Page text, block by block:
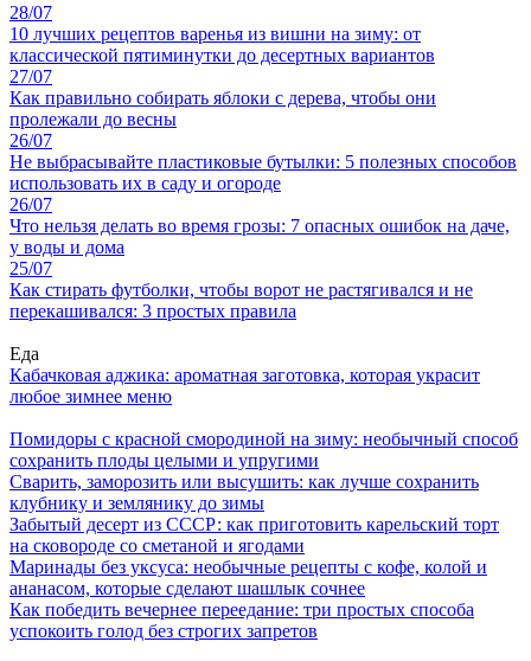
28/07
10 лучших рецептов варенья из вишни на зиму: от
классической пятиминутки до десертных вариантов
27/07
Как правильно собирать яблоки с дерева, чтобы они
пролежали до весны
26/07
Не выбрасывайте пластиковые бутылки: 5 полезных способов
использовать их в саду и огороде
26/07
Что нельзя делать во время грозы: 7 опасных ошибок на даче,
у воды и дома
25/07
Как стирать футболки, чтобы ворот не растягивался и не
перекашивался: 3 простых правила
Еда
Кабачковая аджика: ароматная заготовка, которая украсит
любое зимнее меню
Помидоры с красной смородиной на зиму: необычный способ
сохранить плоды целыми и упругими
Сварить, заморозить или высушить: как лучше сохранить
клубнику и землянику до зимы
Забытый десерт из СССР: как приготовить карельский торт
на сковороде со сметаной и ягодами
Маринады без уксуса: необычные рецепты с кофе, колой и
ананасом, которые сделают шашлык сочнее
Как победить вечернее переедание: три простых способа
успокоить голод без строгих запретов